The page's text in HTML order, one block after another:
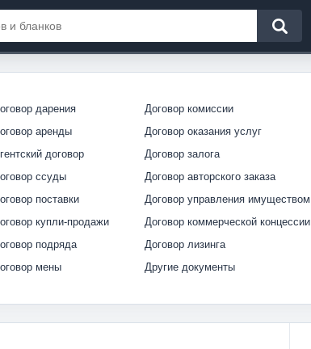
дарения
аренды
договор
ссуды
поставки
купли-продажи
подряда
мены
Договор комиссии
Договор оказания услуг
Договор залога
Договор авторского заказа
Договор управления имуществом
Договор коммерческой концессии
Договор лизинга
Другие документы